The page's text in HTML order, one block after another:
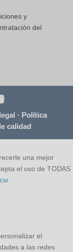
y
del
· Política
calidad
una mejor
el uso de TODAS
el
a las redes